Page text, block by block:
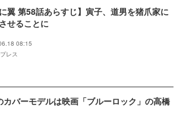
に翼 第58話あらすじ】寅子、道男を猪爪家に
せることに
08:15
レス
カバーモデルは映画「ブルーロック」の高橋